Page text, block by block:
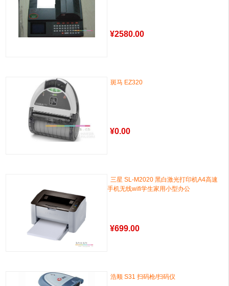
¥2580.00
斑马 EZ320
¥0.00
三星 SL-M2020 黑白激光打印机A4高速
手机无线wifi学生家用小型办公
¥699.00
浩顺 S31 扫码枪/扫码仪